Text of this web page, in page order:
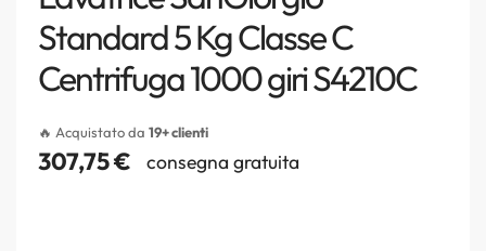
Standard 5 Kg Classe C
Centrifuga 1000 giri S4210C
🔥 Acquistato da 19+ clienti
307,75€ consegna gratuita